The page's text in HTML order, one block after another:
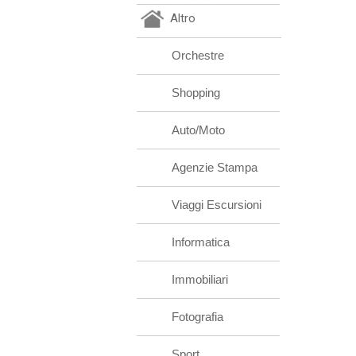
Altro
Orchestre
Shopping
Auto/Moto
Agenzie Stampa
Viaggi Escursioni
Informatica
Immobiliari
Fotografia